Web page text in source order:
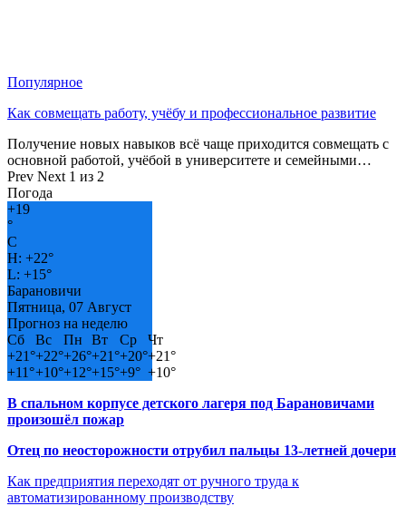
Популярное
Как совмещать работу, учёбу и профессиональное развитие
Получение новых навыков всё чаще приходится совмещать с
основной работой, учёбой в университете и семейными…
Prev Next 1 из 2
Погода
+19
°
C
H: +22°
L: +15°
Барановичи
Пятница, 07 Август
Прогноз на неделю
Сб
Вс Пн Вт Ср
Чт
+21°+22°+26°+21°+20°+21°
+11°+10°+12°+15°+9° +10°
В спальном корпусе детского лагеря под Барановичами
произошёл пожар
Отец по неосторожности отрубил пальцы 13-летней дочери
Как предприятия переходят от ручного труда к
автоматизированному производству